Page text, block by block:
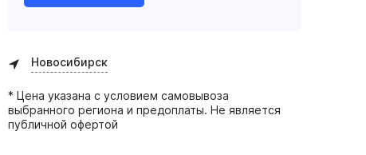
Новосибирск
* Цена указана с условием самовывоза
выбранного региона и предоплаты. Не является
публичной офертой